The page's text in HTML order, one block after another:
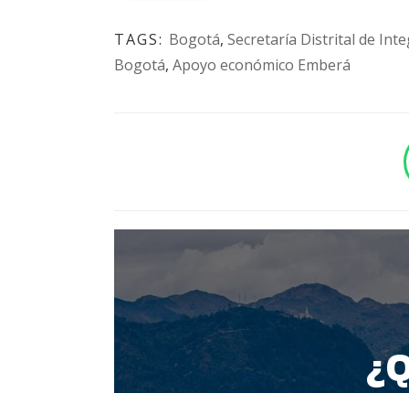
TAGS: Bogotá, Secretaría Distrital de
Bogotá, Apoyo económico Emberá